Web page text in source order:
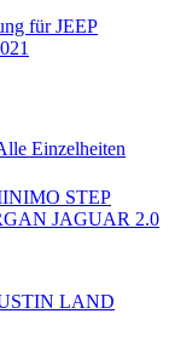
für JEEP
Einzelheiten
LAND